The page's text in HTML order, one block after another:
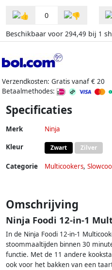
0
Beschikbaar voor 294,49 bij 1
Verzendkosten: Gratis vanaf € 20
Betaalmethodes:
Specificaties
Merk Ninja
Kleur Zwart Zilver
Categorie Multicookers,
Omschrijving
Ninja Foodi 12-in-1
In de Ninja Foodi 12-in-1
stoommaaltijden binnen 30
functie. Met de 11 andere
ook voor het bakken van een